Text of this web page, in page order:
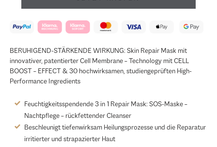
BERUHIGEND-STÄRKENDE WIRKUNG: Skin Repair Mask mit
innovativer, patentierter Cell Membrane – Technology mit CELL
BOOST – EFFECT & 30 hochwirksamen, studiengeprüften High-
Performance Ingredients
Feuchtigkeitsspendende 3 in 1 Repair Mask: SOS-Maske –
Nachtpflege – rückfettender Cleanser
Beschleunigt tiefenwirksam Heilungsprozesse und die Reparatur
irritierter und strapazierter Haut